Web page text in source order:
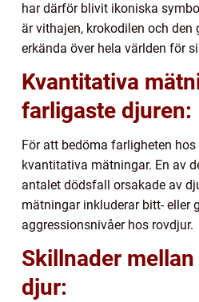
har därför blivit ikoniska
är vithajen, krokodilen och den
erkända över hela världen för
Kvantitativa
farligaste djuren:
För att bedöma farligheten
kvantitativa mätningar. En av
antalet dödsfall orsakade av
mätningar inkluderar bitt- eller
aggressionsnivåer hos rovdjur.
Skillnader
djur: